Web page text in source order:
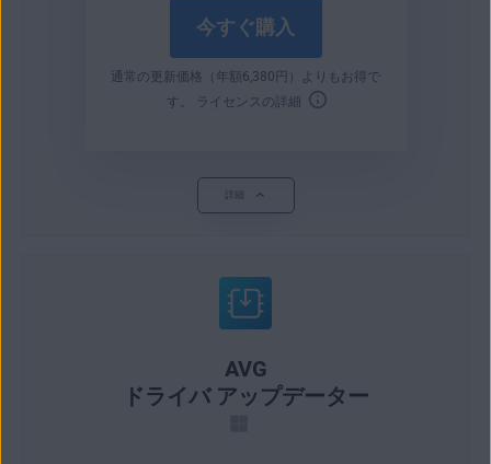
今すぐ購入
通常の更新価格（年額6,380 円 ）よりもお得で
す。
ライセンスの詳細
詳細
AVG
ドライバ アップデーター